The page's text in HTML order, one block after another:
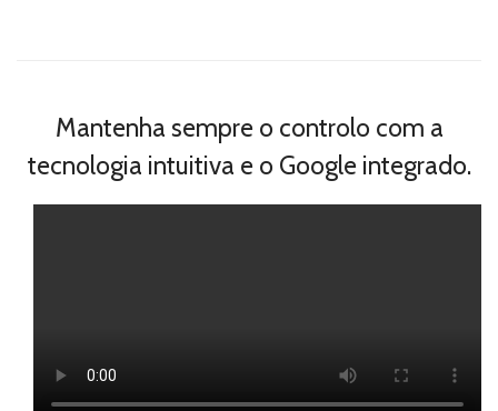
Email:martinsdesa@feirauto.pt
Mantenha sempre o controlo com a
tecnologia intuitiva e o Google integrado.